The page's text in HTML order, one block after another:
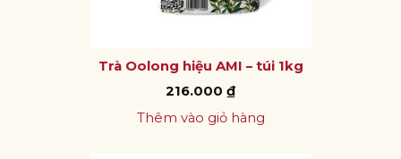
Trà Oolong hiệu AMI – túi 1kg
216.000 ₫
Thêm vào giỏ hàng